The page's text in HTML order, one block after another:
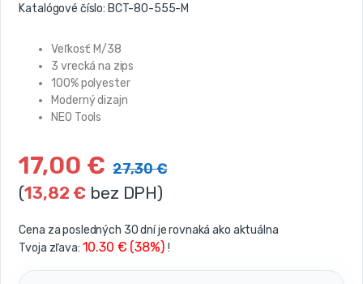
Katalógové číslo: BCT-80-555-M
Veľkosť: M/38
3 vrecká na zips
100% polyester
Moderný dizajn
NEO Tools
17,00 € 27,30€
(13,82€ bez DPH)
Cena za posledných 30 dní je rovnaká ako aktuálna
Tvoja zľava: 10.30 € (38%) !